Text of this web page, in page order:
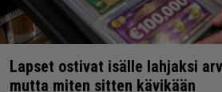
Lapset ostivat isälle lahjaksi
mutta miten sitten kävikään